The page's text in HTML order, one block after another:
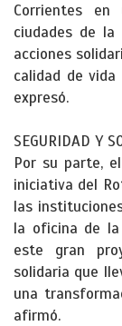
Corrientes
ciudades de
acciones
calidad de
expresó.
SEGURIDAD Y
Por su parte,
iniciativa del
las
la oficina de la
este gran
solidaria que
una
afirmó.